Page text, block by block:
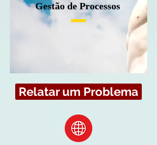
Gestão de Processos
Relatar um Problema